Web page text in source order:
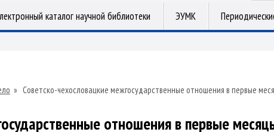
каталог научной библиотеки ЭУМК
» Советско-чехословацкие межгосударственные отношения в первые
отношения в первые